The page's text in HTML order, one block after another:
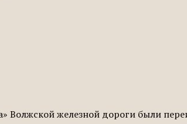
железной дороги были